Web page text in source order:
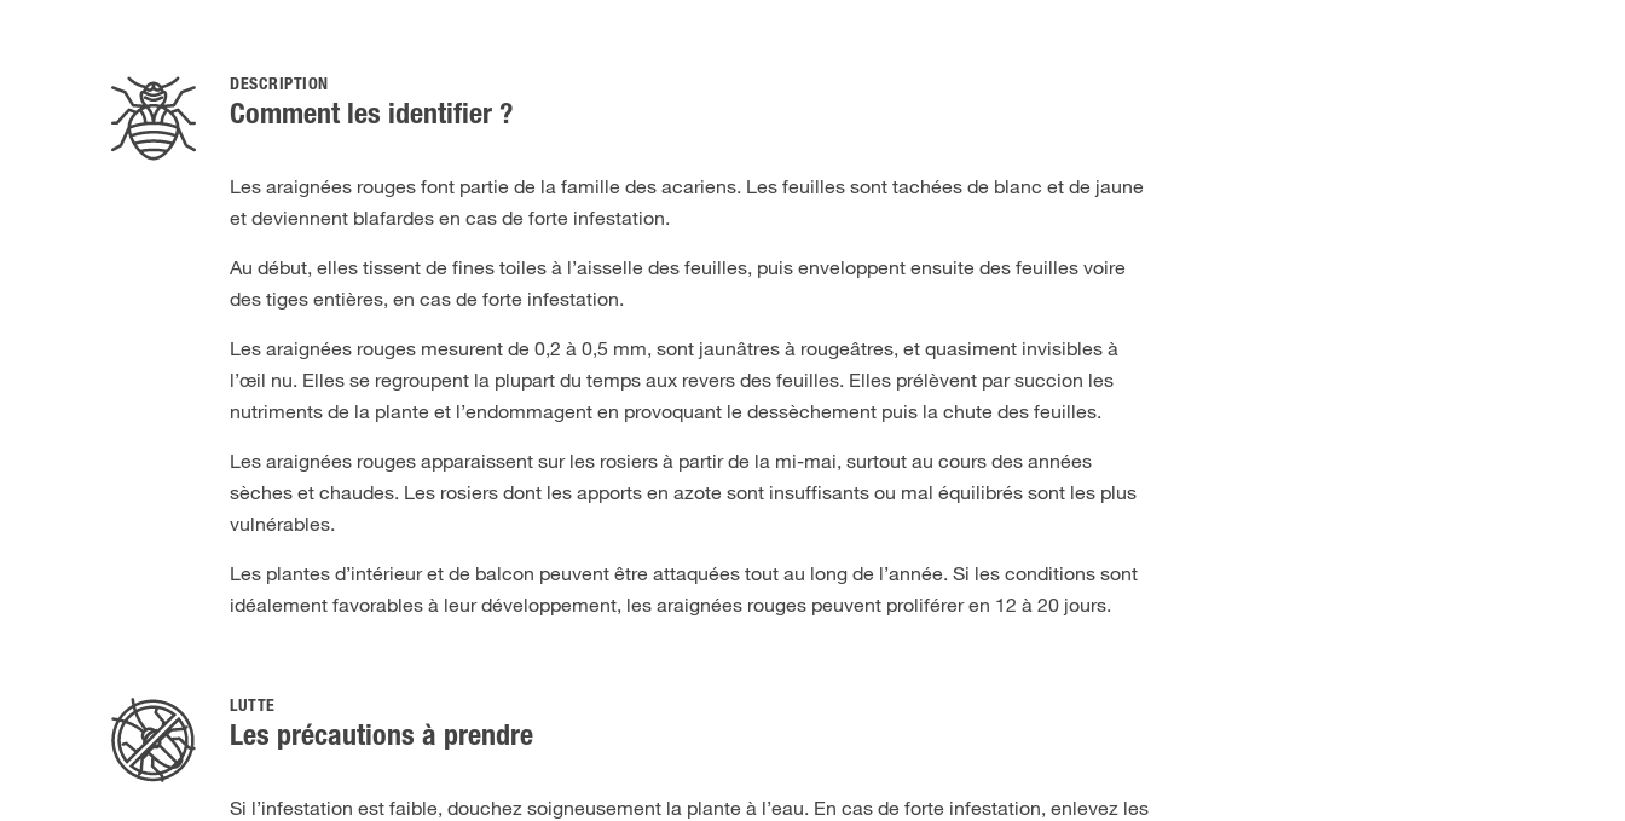
DESCRIPTION
Comment les identifier ?
Les araignées rouges font partie de la famille des acariens. Les feuilles sont tachées de blanc et de jaune
et deviennent blafardes en cas de forte infestation.
Au début, elles tissent de fines toiles à l’aisselle des feuilles, puis enveloppent ensuite des feuilles voire
des tiges entières, en cas de forte infestation.
Les araignées rouges mesurent de 0,2 à 0,5 mm, sont jaunâtres à rougeâtres, et quasiment invisibles à
l’œil nu. Elles se regroupent la plupart du temps aux revers des feuilles. Elles prélèvent par succion les
nutriments de la plante et l’endommagent en provoquant le dessèchement puis la chute des feuilles.
Les araignées rouges apparaissent sur les rosiers à partir de la mi-mai, surtout au cours des années
sèches et chaudes. Les rosiers dont les apports en azote sont insuffisants ou mal équilibrés sont les plus
vulnérables.
Les plantes d’intérieur et de balcon peuvent être attaquées tout au long de l’année. Si les conditions sont
idéalement favorables à leur développement, les araignées rouges peuvent proliférer en 12 à 20 jours.
LUTTE
Les précautions à prendre
Si l’infestation est faible, douchez soigneusement la plante à l’eau. En cas de forte infestation, enlevez les